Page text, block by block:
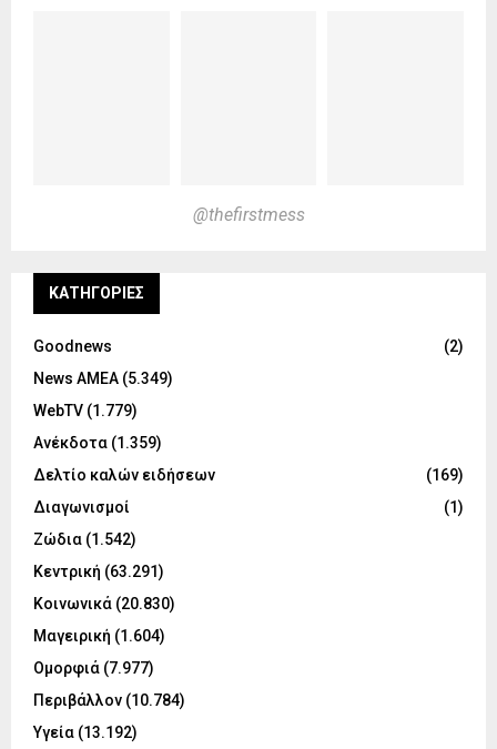
@thefirstmess
KΑΤΗΓΟΡΊΕΣ
Goodnews
(2)
News ΑΜΕΑ (5.349)
WebTV (1.779)
Ανέκδοτα (1.359)
Δελτίο καλών ειδήσεων
(169)
Διαγωνισμοί
(1)
Ζώδια (1.542)
Κεντρική (63.291)
Κοινωνικά (20.830)
Μαγειρική (1.604)
Ομορφιά (7.977)
Περιβάλλον (10.784)
Υγεία (13.192)